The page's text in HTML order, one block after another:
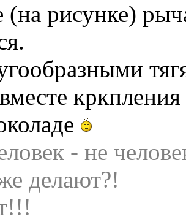
(на рисунке)
- не
делают?!